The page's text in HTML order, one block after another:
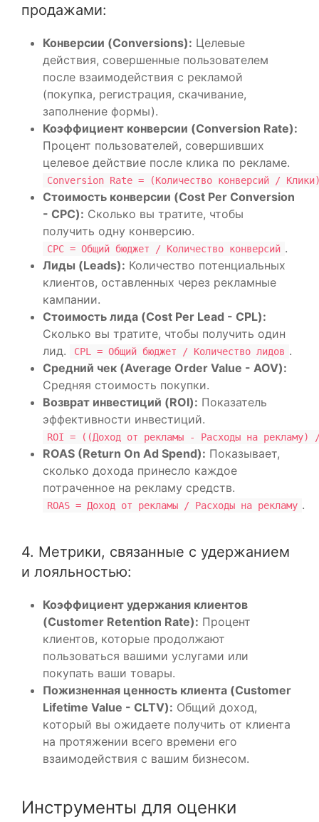
продажами:
Конверсии (Conversions): Целевые
действия, совершенные пользователем
после взаимодействия с рекламой
(покупка, регистрация, скачивание,
заполнение формы).
Коэффициент конверсии (Conversion Rate):
Процент пользователей, совершивших
целевое действие после клика по рекламе.
Conversion Rate = (Количество конверсий /
Стоимость конверсии (Cost Per Conversion
- CPC): Сколько вы тратите, чтобы
получить одну конверсию.
CPC = Общий бюджет / Количество конверсий .
Лиды (Leads): Количество потенциальных
клиентов, оставленных через рекламные
кампании.
Стоимость лида (Cost Per Lead - CPL):
Сколько вы тратите, чтобы получить один
лид.
CPL = Общий бюджет / Количество лидов .
Средний чек (Average Order Value - AOV):
Средняя стоимость покупки.
Возврат инвестиций (ROI): Показатель
эффективности инвестиций.
ROI = ((Доход от рекламы - Расходы на рекламу)
ROAS (Return On Ad Spend): Показывает,
сколько дохода принесло каждое
потраченное на рекламу средств.
ROAS = Доход от рекламы / Расходы на рекламу .
4. Метрики, связанные с удержанием
и лояльностью:
Коэффициент удержания клиентов
(Customer Retention Rate): Процент
клиентов, которые продолжают
пользоваться вашими услугами или
покупать ваши товары.
Пожизненная ценность клиента (Customer
Lifetime Value - CLTV): Общий доход,
который вы ожидаете получить от клиента
на протяжении всего времени его
взаимодействия с вашим бизнесом.
Инструменты для оценки